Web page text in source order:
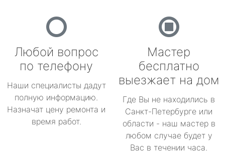
Любой вопрос
по телефону
Наши специалисты дадут
полную информацию.
Назначат цену ремонта и
время работ.
Мастер
бесплатно
выезжает на дом
Где Вы не находились в
Санкт-Петербурге или
области - наш мастер в
любом случае будет у
Вас в течении часа.